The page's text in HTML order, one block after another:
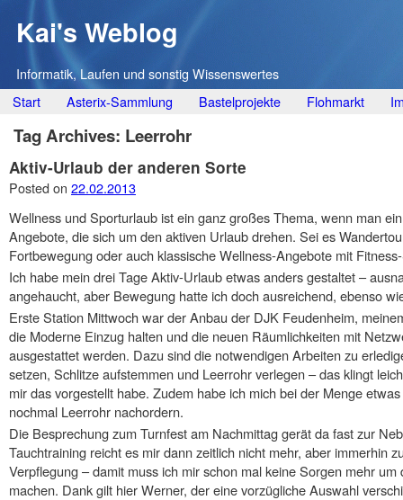
Kai's Weblog
Informatik, Laufen und sonstig Wissenswertes
Main menu
Skip
to
content
Start Asterix-Sammlung Bastelprojekte Flohmarkt
Tag Archives: Leerrohr
Aktiv-Urlaub der anderen Sorte
Posted on 22.02.2013
Wellness und Sporturlaub ist ein ganz großes Thema, wenn man
Angebote, die sich um den aktiven Urlaub drehen. Sei es
Fortbewegung oder auch klassische Wellness-Angebote mit
Ich habe mein drei Tage Aktiv-Urlaub etwas anders gestaltet –
angehaucht, aber Bewegung hatte ich doch ausreichend, ebenso
Erste Station Mittwoch war der Anbau der DJK Feudenheim,
die Moderne Einzug halten und die neuen Räumlichkeiten mit
ausgestattet werden. Dazu sind die notwendigen Arbeiten zu
setzen, Schlitze aufstemmen und Leerrohr verlegen – das klingt
mir das vorgestellt habe. Zudem habe ich mich bei der Menge
nochmal Leerrohr nachordern.
Die Besprechung zum Turnfest am Nachmittag gerät da fast zur
Tauchtraining reicht es mir dann zeitlich nicht mehr, aber immerhin
Verpflegung – damit muss ich mir schon mal keine Sorgen mehr
machen. Dank gilt hier Werner, der eine vorzügliche Auswahl